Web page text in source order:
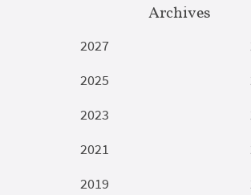
Archives
2027
2025
2023
2021
2019